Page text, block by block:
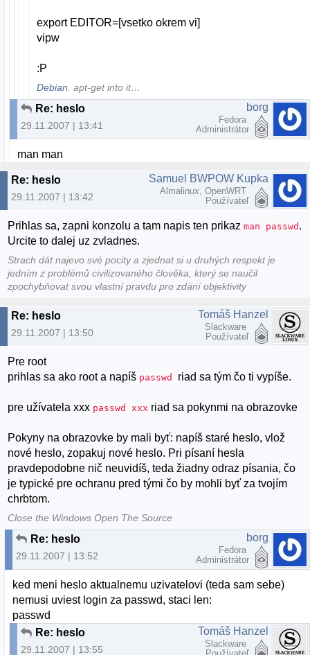
export EDITOR=[vsetko okrem vi]
vipw
:P
Debian. apt-get into it…
Re: heslo
29.11.2007 | 13:41
borg
Fedora
Administrátor
man man
Re: heslo
29.11.2007 | 13:42
Samuel BWPOW Kupka
Almalinux, OpenWRT
Používateľ
Prihlas sa, zapni konzolu a tam napis ten prikazman passwd .
Urcite to dalej uz zvladnes.
Strach dát najevo své pocity a zjednat si u druhých respekt je
jedním z problémů civilizovaného člověka, který se naučil
zpochybňovat svou vlastní pravdu pro zdání objektivity
Re: heslo
29.11.2007 | 13:50
Tomáš Hanzel
Slackware
Používateľ
Pre root
prihlas sa ako root a napíš passwd riad sa tým čo ti vypíše.
pre užívatela xxx passwd xxx riad sa pokynmi na obrazovke
Pokyny na obrazovke by mali byť: napíš staré heslo, vlož
nové heslo, zopakuj nové heslo. Pri písaní hesla
pravdepodobne nič neuvidíš, teda žiadny odraz písania, čo
je typické pre ochranu pred tými čo by mohli byť za tvojím
chrbtom.
Close the Windows Open The Source
Re: heslo
29.11.2007 | 13:52
borg
Fedora
Administrátor
ked meni heslo aktualnemu uzivatelovi (teda sam sebe)
nemusi uviest login za passwd, staci len:
passwd
Re: heslo
29.11.2007 | 13:55
Tomáš Hanzel
Slackware